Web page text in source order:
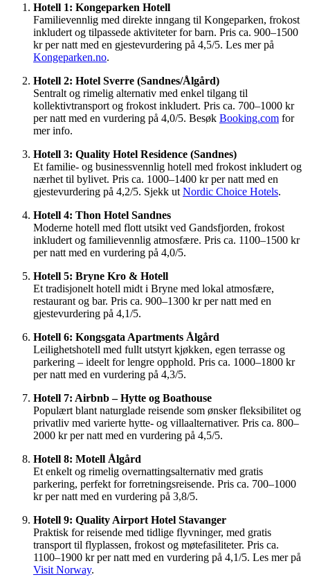
Hotell 1: Kongeparken Hotell
Familievennlig med direkte inngang til Kongeparken, frokost
inkludert og tilpassede aktiviteter for barn. Pris ca. 900–1500
kr per natt med en gjestevurdering på 4,5/5. Les mer på
Kongeparken.no.
Hotell 2: Hotel Sverre (Sandnes/Ålgård)
Sentralt og rimelig alternativ med enkel tilgang til
kollektivtransport og frokost inkludert. Pris ca. 700–1000 kr
per natt med en vurdering på 4,0/5. Besøk Booking.com for
mer info.
Hotell 3: Quality Hotel Residence (Sandnes)
Et familie- og businessvennlig hotell med frokost inkludert og
nærhet til bylivet. Pris ca. 1000–1400 kr per natt med en
gjestevurdering på 4,2/5. Sjekk ut Nordic Choice Hotels.
Hotell 4: Thon Hotel Sandnes
Moderne hotell med flott utsikt ved Gandsfjorden, frokost
inkludert og familievennlig atmosfære. Pris ca. 1100–1500 kr
per natt med en vurdering på 4,0/5.
Hotell 5: Bryne Kro & Hotell
Et tradisjonelt hotell midt i Bryne med lokal atmosfære,
restaurant og bar. Pris ca. 900–1300 kr per natt med en
gjestevurdering på 4,1/5.
Hotell 6: Kongsgata Apartments Ålgård
Leilighetshotell med fullt utstyrt kjøkken, egen terrasse og
parkering – ideelt for lengre opphold. Pris ca. 1000–1800 kr
per natt med en vurdering på 4,3/5.
Hotell 7: Airbnb – Hytte og Boathouse
Populært blant naturglade reisende som ønsker fleksibilitet og
privatliv med varierte hytte- og villaalternativer. Pris ca. 800–
2000 kr per natt med en vurdering på 4,5/5.
Hotell 8: Motell Ålgård
Et enkelt og rimelig overnattingsalternativ med gratis
parkering, perfekt for forretningsreisende. Pris ca. 700–1000
kr per natt med en vurdering på 3,8/5.
Hotell 9: Quality Airport Hotel Stavanger
Praktisk for reisende med tidlige flyvninger, med gratis
transport til flyplassen, frokost og møtefasiliteter. Pris ca.
1100–1900 kr per natt med en vurdering på 4,1/5. Les mer på
Visit Norway.